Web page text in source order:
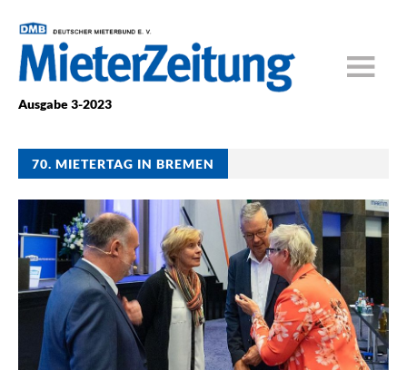
Ausgabe 3-2023
70. MIETERTAG IN BREMEN